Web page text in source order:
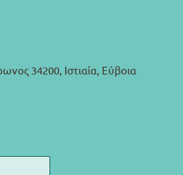
34200, Ιστιαία, Εύβοια